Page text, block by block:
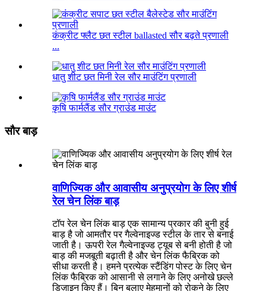
कंक्रीट फ्लैट छत स्टील ballasted सौर बढ़ते प्रणाली
...
धातु शीट छत मिनी रेल सौर माउंटिंग प्रणाली
कृषि फार्मलैंड सौर ग्राउंड माउंट
सौर बाड़
वाणिज्यिक और आवासीय अनुप्रयोग के लिए शीर्ष
रेल चेन लिंक बाड़
टॉप रेल चेन लिंक बाड़ एक सामान्य प्रकार की बुनी हुई
बाड़ है जो आमतौर पर गैल्वेनाइज्ड स्टील के तार से बनाई
जाती है। ऊपरी रेल गैल्वेनाइज्ड ट्यूब से बनी होती है जो
बाड़ की मजबूती बढ़ाती है और चेन लिंक फैब्रिक को
सीधा करती है। हमने प्रत्येक स्टैंडिंग पोस्ट के लिए चेन
लिंक फैब्रिक को आसानी से लगाने के लिए अनोखे छल्ले
डिज़ाइन किए हैं। बिन बुलाए मेहमानों को रोकने के लिए